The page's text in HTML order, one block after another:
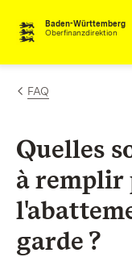
Passer au
Baden-Württemberg
Oberfinanzdirektion
FAQ
Quelles
à remplir
garde ?